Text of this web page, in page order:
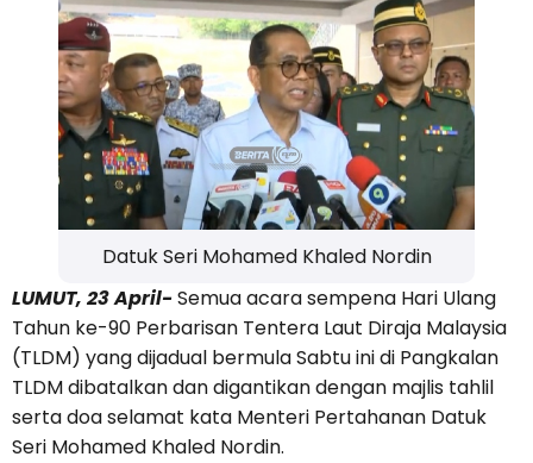
Datuk Seri Mohamed Khaled Nordin
LUMUT, 23 April-Semua acara sempena Hari Ulang
Tahun ke-90 Perbarisan Tentera Laut Diraja Malaysia
(TLDM) yang dijadual bermula Sabtu ini di Pangkalan
TLDM dibatalkan dan digantikan dengan majlis tahlil
serta doa selamat kata Menteri Pertahanan Datuk
Seri Mohamed Khaled Nordin.